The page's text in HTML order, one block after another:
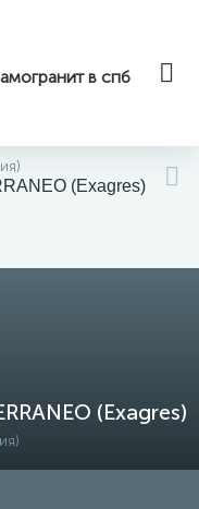
в спб
(Exagres)
(Exagres)